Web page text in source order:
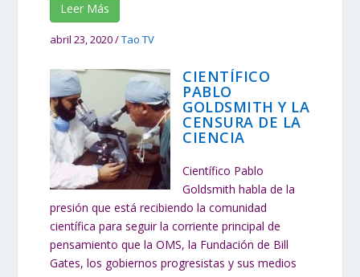
Leer Más
abril 23, 2020/Tao TV
CIENTÍFICO
PABLO
GOLDSMITH Y LA
CENSURA DE LA
CIENCIA
Científico Pablo
Goldsmith habla de la
presión que está recibiendo la comunidad
científica para seguir la corriente principal de
pensamiento que la OMS, la Fundación de Bill
Gates, los gobiernos progresistas y sus medios